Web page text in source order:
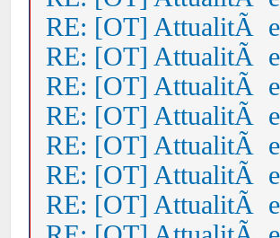
RE: [OT] AttualitÃ
RE: [OT] AttualitÃ
RE: [OT] AttualitÃ
RE: [OT] AttualitÃ
RE: [OT] AttualitÃ
RE: [OT] AttualitÃ
RE: [OT] AttualitÃ